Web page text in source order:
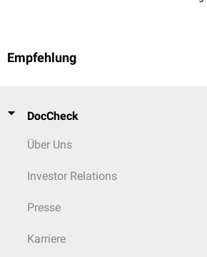
Empfehlung
DocCheck
Über Uns
Investor Relations
Presse
Karriere